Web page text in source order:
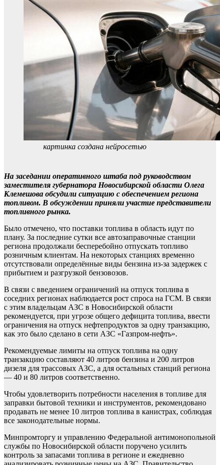
картинка создана нейросетью
На заседании оперативного штаба под руководством
заместителя губернатора Новосибирской области Олега
Клемешова обсудили ситуацию с обеспечением региона
топливом. В обсуждении приняли участие представители
топливного рынка.
Было отмечено, что поставки топлива в область идут по
плану. За последние сутки все автозаправочные станции
региона продолжали бесперебойно отпускать топливо
розничным клиентам. На некоторых станциях временно
отсутствовали определённые виды бензина из-за задержек с
прибытием и разгрузкой бензовозов.
В связи с введением ограничений на отпуск топлива в
соседних регионах наблюдается рост спроса на ГСМ. В связи
с этим владельцам АЗС в Новосибирской области
рекомендуется, при угрозе общего дефицита топлива, ввести
ограничения на отпуск нефтепродуктов за одну транзакцию,
как это было сделано в сети АЗС «Газпром-нефть».
Рекомендуемые лимиты на отпуск топлива на одну
транзакцию составляют 40 литров бензина и 200 литров
дизеля для трассовых АЗС, а для остальных станций региона
— 40 и 80 литров соответственно.
Чтобы удовлетворить потребности населения в топливе для
заправки бытовой техники и инструментов, рекомендовано
продавать не менее 10 литров топлива в канистрах, соблюдая
все законодательные нормы.
Минпромторгу и управлению Федеральной антимонопольной
службы по Новосибирской области поручено усилить
контроль за запасами топлива в регионе и ежедневно